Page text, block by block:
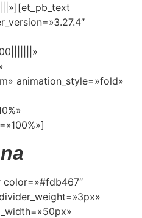
animation_style=»fold»